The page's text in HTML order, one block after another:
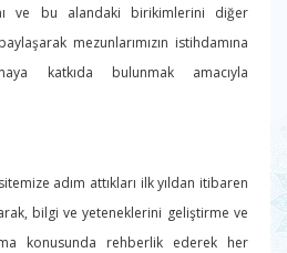
ve bu alandaki birikimlerini diğer
mezunlarımızın istihdamına
katkıda bulunmak amacıyla
adım attıkları ilk yıldan itibaren
bilgi ve yeteneklerini geliştirme ve
konusunda rehberlik ederek her